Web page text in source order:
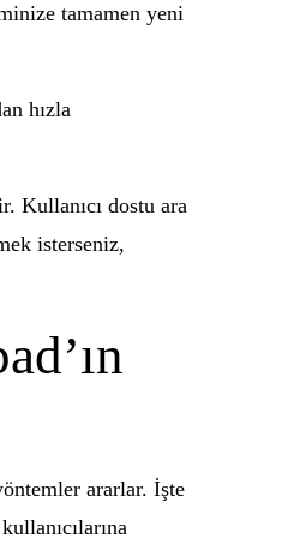
tamamen yeni
hızla
Kullanıcı dostu ara
isterseniz,
ararlar. İşte